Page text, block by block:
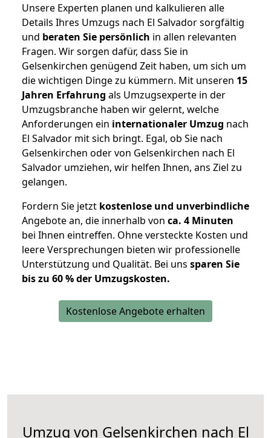
Unsere Experten planen und kalkulieren alle
Details Ihres Umzugs nach El Salvador sorgfältig
und beraten Sie persönlich in allen relevanten
Fragen. Wir sorgen dafür, dass Sie in
Gelsenkirchen genügend Zeit haben, um sich um
die wichtigen Dinge zu kümmern. Mit unseren 15
Jahren Erfahrung als Umzugsexperte in der
Umzugsbranche haben wir gelernt, welche
Anforderungen ein internationaler Umzug nach
El Salvador mit sich bringt. Egal, ob Sie nach
Gelsenkirchen oder von Gelsenkirchen nach El
Salvador umziehen, wir helfen Ihnen, ans Ziel zu
gelangen.
Fordern Sie jetzt kostenlose und unverbindliche
Angebote an, die innerhalb von ca. 4 Minuten
bei Ihnen eintreffen. Ohne versteckte Kosten und
leere Versprechungen bieten wir professionelle
Unterstützung und Qualität. Bei uns sparen Sie
bis zu 60 % der Umzugskosten.
Kostenlose Angebote erhalten
Umzug von Gelsenkirchen nach El